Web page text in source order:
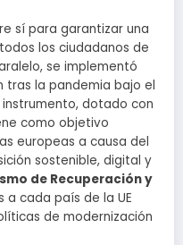
sí para garantizar una
los ciudadanos de
se implementó
tras la pandemia bajo el
instrumento, dotado con
como objetivo
europeas a causa del
sostenible, digital y
de Recuperación y
cada país de la UE
de modernización